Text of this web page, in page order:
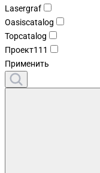
Lasergraf
Oasiscatalog
Topcatalog
Проект111
Применить